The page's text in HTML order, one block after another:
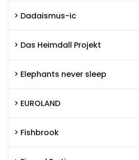
Dadaismus-ic
Das Heimdall Projekt
Elephants never sleep
EUROLAND
Fishbrook